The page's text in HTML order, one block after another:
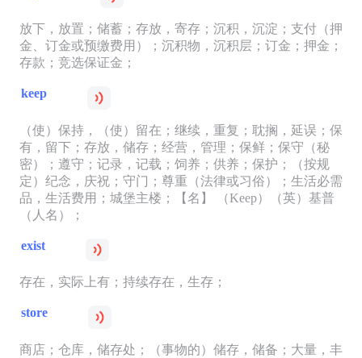
放下，放置；储蓄；存放，寄存；沉积，沉淀；支付（押
金、订金或预缴费用）；沉积物，沉积层；订金；押金；
存款；竞选保证金；
keep
（使）保持，（使）留在；继续，重复；耽搁，延误；保
有，留下；存放，储存；经营，管理；保鲜；保守（秘
密）；遵守；记录，记载；饲养；供养；保护；（按规
定）纪念，庆祝；守门；尊重（法律或习俗）；生活必需
品，生活费用；城堡主楼；【名】 （Keep）（英）基普
（人名）；
exist
存在，实际上有；持续存在，生存；
store
商店；仓库，储存处；（事物的）储存，储备；大量，丰